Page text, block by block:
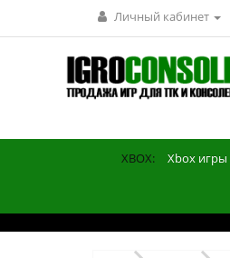
Личный кабинет
XBOX: Xbox игры